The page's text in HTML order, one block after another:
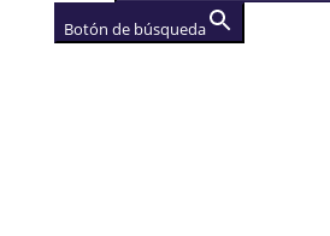
Botón de búsqueda